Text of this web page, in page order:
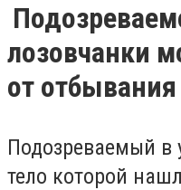
лозовчанки
от
Подозреваемый
тело которой